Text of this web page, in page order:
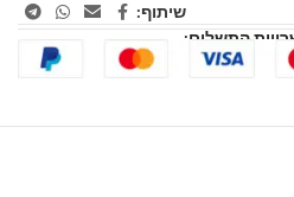
שיתוף:
התשלום: